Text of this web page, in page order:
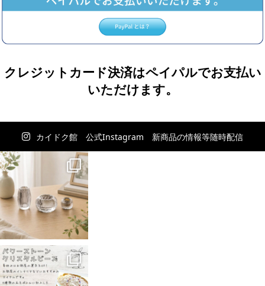
クレジットカード決済はペイパルでお支払い
いただけます。
カイドク館 公式Instagram 新商品の情報等随時配信